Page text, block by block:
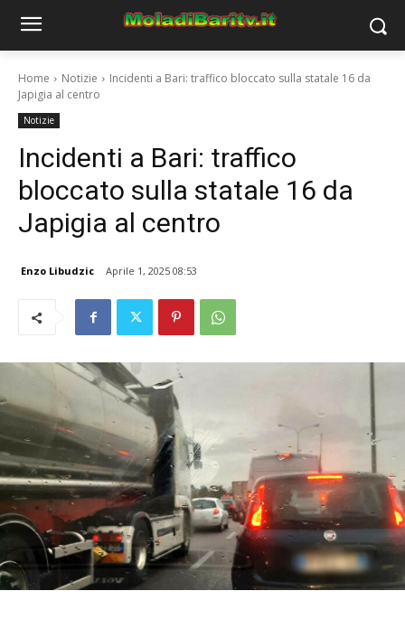
Home Notizie
Incidenti a Bari: traffico bloccato sulla statale 16 da
Japigia al centro
Notizie
Incidenti a Bari: traffico
bloccato sulla statale 16 da
Japigia al centro
Enzo Libudzic Aprile 1, 2025 08:53